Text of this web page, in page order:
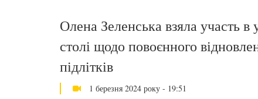
Олена Зеленська взяла участь
столі щодо повоєнного
підлітків
1 березня 2024 року - 19:51